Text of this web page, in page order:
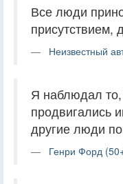
Все люди
присутствием,
Неизвестный
Я наблюдал
продвигались
другие люди
Генри Форд